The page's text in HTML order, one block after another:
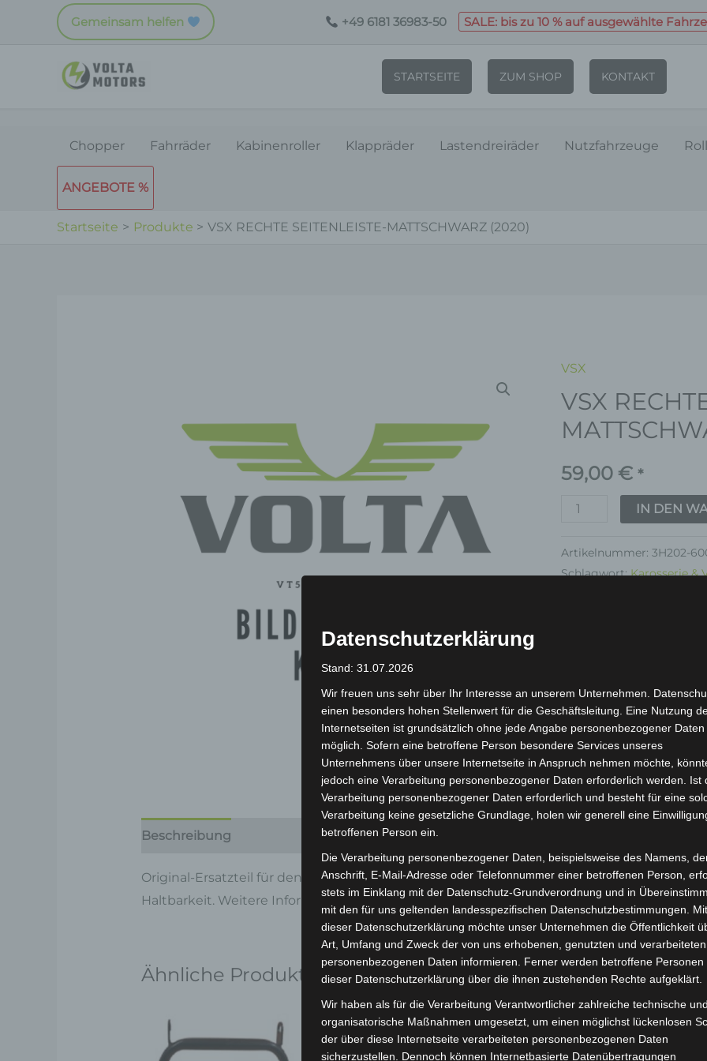
Gemeinsam helfen +49 6181 36983-50 SALE: bis zu 10 % auf ausgewählte
STARTSEITE ZUM SHOP KONTAKT
Chopper Fahrräder Kabinenroller Klappräder Lastendreiräder Nutzfahrzeuge
ANGEBOTE %
Startseite Produkte VSX RECHTE SEITENLEISTE-MATTSCHWARZ (2020)
VSX
VSX
59,00 € *
VSX
RECHTE
SEITENLEISTE-
MATTSCHWARZ
(2020)
Menge
IN DEN
Artikelnummer:3H202-
Schlagwort:Karosserie &
inkl. 19 % MwSt.
Lieferzeit:Versandfertig
Beschreibung Produktsicherheit Rezensionen (0)
Original-Ersatzteil für den Elektro-Scooter VSX. Rechte seitenleiste-mattschwarz (2020)
Haltbarkeit. Weitere Informationen zum Fahrzeug findest du hier:Volta Motor Elektro-
Ähnliche Produkte
Datenschutzerklärung
Stand: 31.07.2026
Wir freuen uns sehr über Ihr Interesse an unserem Unternehmen.
einen besonders hohen Stellenwert für die Geschäftsleitung. Eine Nutzung
Internetseiten ist grundsätzlich ohne jede Angabe personenbezogener Daten
möglich. Sofern eine betroffene Person besondere Services unseres
Unternehmens über unsere Internetseite in Anspruch nehmen möchte,
jedoch eine Verarbeitung personenbezogener Daten erforderlich werden. Ist
Verarbeitung personenbezogener Daten erforderlich und besteht für eine
Verarbeitung keine gesetzliche Grundlage, holen wir generell eine
betroffenen Person ein.
Die Verarbeitung personenbezogener Daten, beispielsweise des Namens,
Anschrift, E-Mail-Adresse oder Telefonnummer einer betroffenen Person,
stets im Einklang mit der Datenschutz-Grundverordnung und in
mit den für uns geltenden landesspezifischen Datenschutzbestimmungen.
dieser Datenschutzerklärung möchte unser Unternehmen die Öffentlichkeit
Art, Umfang und Zweck der von uns erhobenen, genutzten und verarbeiteten
personenbezogenen Daten informieren. Ferner werden betroffene Personen
dieser Datenschutzerklärung über die ihnen zustehenden Rechte aufgeklärt.
Wir haben als für die Verarbeitung Verantwortlicher zahlreiche technische und
organisatorische Maßnahmen umgesetzt, um einen möglichst lückenlosen
der über diese Internetseite verarbeiteten personenbezogenen Daten
sicherzustellen. Dennoch können Internetbasierte Datenübertragungen